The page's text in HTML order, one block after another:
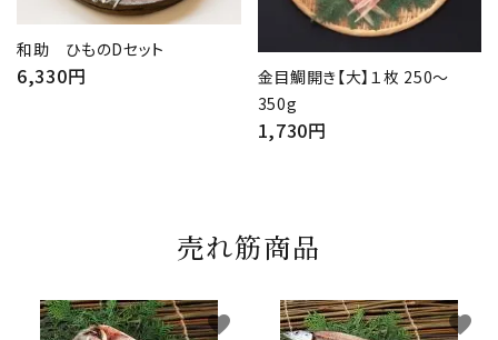
和助 ひものDセット
6,330円
金目鯛開き【大】１枚 250～
350g
1,730円
売れ筋商品
favorite favorite